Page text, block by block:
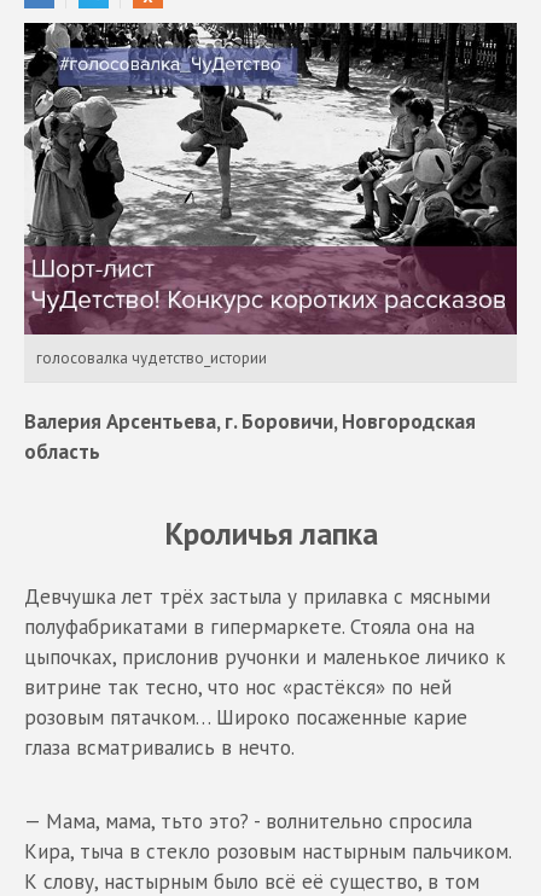
голосовалка чудетство_истории
Валерия Арсентьева, г. Боровичи, Новгородская
область
Кроличья лапка
Девчушка лет трёх застыла у прилавка с мясными
полуфабрикатами в гипермаркете. Стояла она на
цыпочках, прислонив ручонки и маленькое личико к
витрине так тесно, что нос «растёкся» по ней
розовым пятачком… Широко посаженные карие
глаза всматривались в нечто.
— Мама, мама, тьто это? - волнительно спросила
Кира, тыча в стекло розовым настырным пальчиком.
К слову, настырным было всё её существо, в том